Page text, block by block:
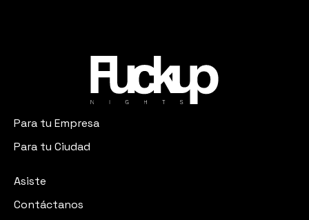
Para tu Empresa
Para tu Ciudad
Asiste
Contáctanos